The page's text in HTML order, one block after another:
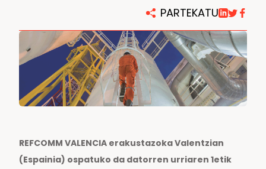
PARTEKATU
REFCOMM VALENCIA erakustazoka Valentzian
(Espainia) ospatuko da datorren urriaren 1etik